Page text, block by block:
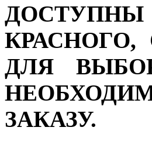
ДЛЯ
ЗАКАЗУ.